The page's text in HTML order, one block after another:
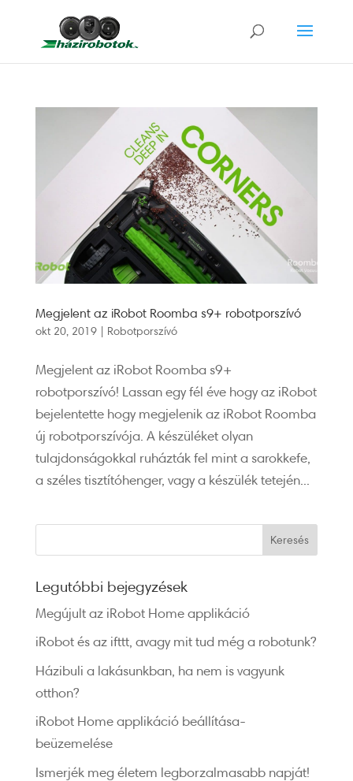
Megjelent az iRobot Roomba s9+ robotporszívó
okt 20, 2019| Robotporszívó
Megjelent az iRobot Roomba s9+
robotporszívó! Lassan egy fél éve hogy az iRobot
bejelentette hogy megjelenik az iRobot Roomba
új robotporszívója. A készüléket olyan
tulajdonságokkal ruházták fel mint a sarokkefe,
a széles tisztítóhenger, vagy a készülék tetején...
Legutóbbi bejegyzések
Megújult az iRobot Home applikáció
iRobot és az ifttt, avagy mit tud még a robotunk?
Házibuli a lakásunkban, ha nem is vagyunk
otthon?
iRobot Home applikáció beállítása-
beüzemelése
Ismerjék meg életem legborzalmasabb napját!